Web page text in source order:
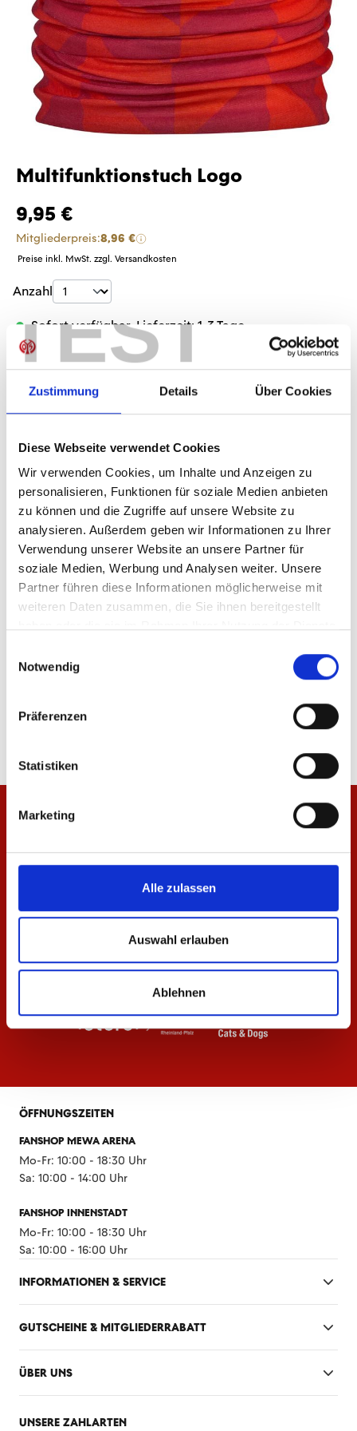
TEST
Zustimmung Details Über Cookies
Diese Webseite verwendet Cookies
Wir verwenden Cookies, um Inhalte und Anzeigen zu
personalisieren, Funktionen für soziale Medien anbieten
zu können und die Zugriffe auf unsere Website zu
analysieren. Außerdem geben wir Informationen zu Ihrer
Verwendung unserer Website an unsere Partner für
soziale Medien, Werbung und Analysen weiter. Unsere
Partner führen diese Informationen möglicherweise mit
weiteren Daten zusammen, die Sie ihnen bereitgestellt
Notwendig
Präferenzen
Statistiken
Marketing
Alle zulassen
Auswahl erlauben
Ablehnen
Multifunktionstuch Logo
9,95 €
Mitgliederpreis:8,96 €
Preise inkl. MwSt. zzgl. Versandkosten
Produkt Anzahl: Gib den gewünschten
Anzahl
Sofort verfügbar, Lieferzeit: 1-3 Tage
IN DEN WARENKORB
Produktdetails
ÄHNLICHE PRODUKTE
16,95 €
Schweißband Logo
ÖFFNUNGSZEITEN
FANSHOP MEWA ARENA
Mo-Fr: 10:00 - 18:30 Uhr
Sa: 10:00 - 14:00 Uhr
FANSHOP INNENSTADT
Mo-Fr: 10:00 - 18:30 Uhr
Sa: 10:00 - 16:00 Uhr
INFORMATIONEN & SERVICE
GUTSCHEINE & MITGLIEDERRABATT
ÜBER UNS
UNSERE ZAHLARTEN